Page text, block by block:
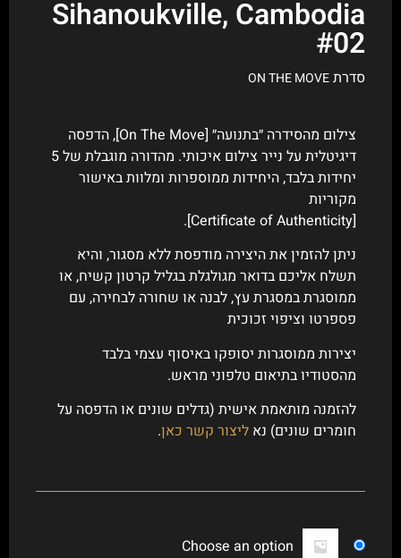
Sihanoukville, Cambodia
#02
סדרתON THE MOVE
צילום מהסידרה ״בתנועה״ [On The Move], הדפסה
דיגיטלית על נייר צילום איכותי. מהדורה מוגבלת של 5
יחידות בלבד, היחידות ממוספרות ומלוות באישור
מקוריות
[Certificate of Authenticity].
ניתן להזמין את היצירה מודפסת ללא מסגור, והיא
תשלח אליכם בדואר מגולגלת בגליל קרטון קשיח, או
ממוסגרת במסגרת עץ, לבנה או שחורה לבחירה, עם
פספרטו וציפוי זכוכית
יצירות ממוסגרות יסופקו באיסוף עצמי בלבד
מהסטודיו בתיאום טלפוני מראש.
להזמנה מותאמת אישית (גדלים שונים או הדפסה על
חומרים שונים) נא ליצור קשר כאן.
Choose an option